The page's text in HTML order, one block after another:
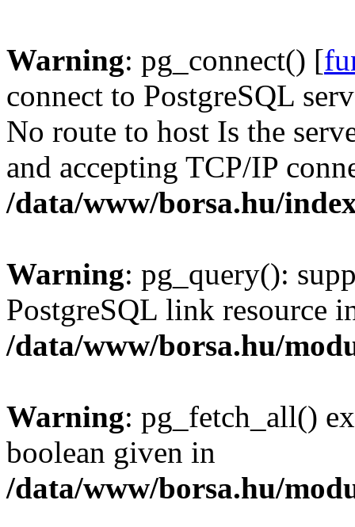
Warning: pg_connect() [
connect to PostgreSQL
No route to host Is the
and accepting TCP/IP
/data/www/borsa.hu/
Warning: pg_query():
PostgreSQL link resource
/data/www/borsa.hu/
Warning: pg_fetch_all()
boolean given in
/data/www/borsa.hu/